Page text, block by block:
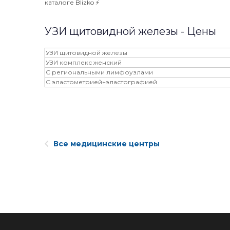
каталоге Blizko ⚡️
УЗИ щитовидной железы - Цены
УЗИ щитовидной железы
УЗИ комплекс женский
С региональными лимфоузлами
С эластометрией+эластографией
Все медицинские центры